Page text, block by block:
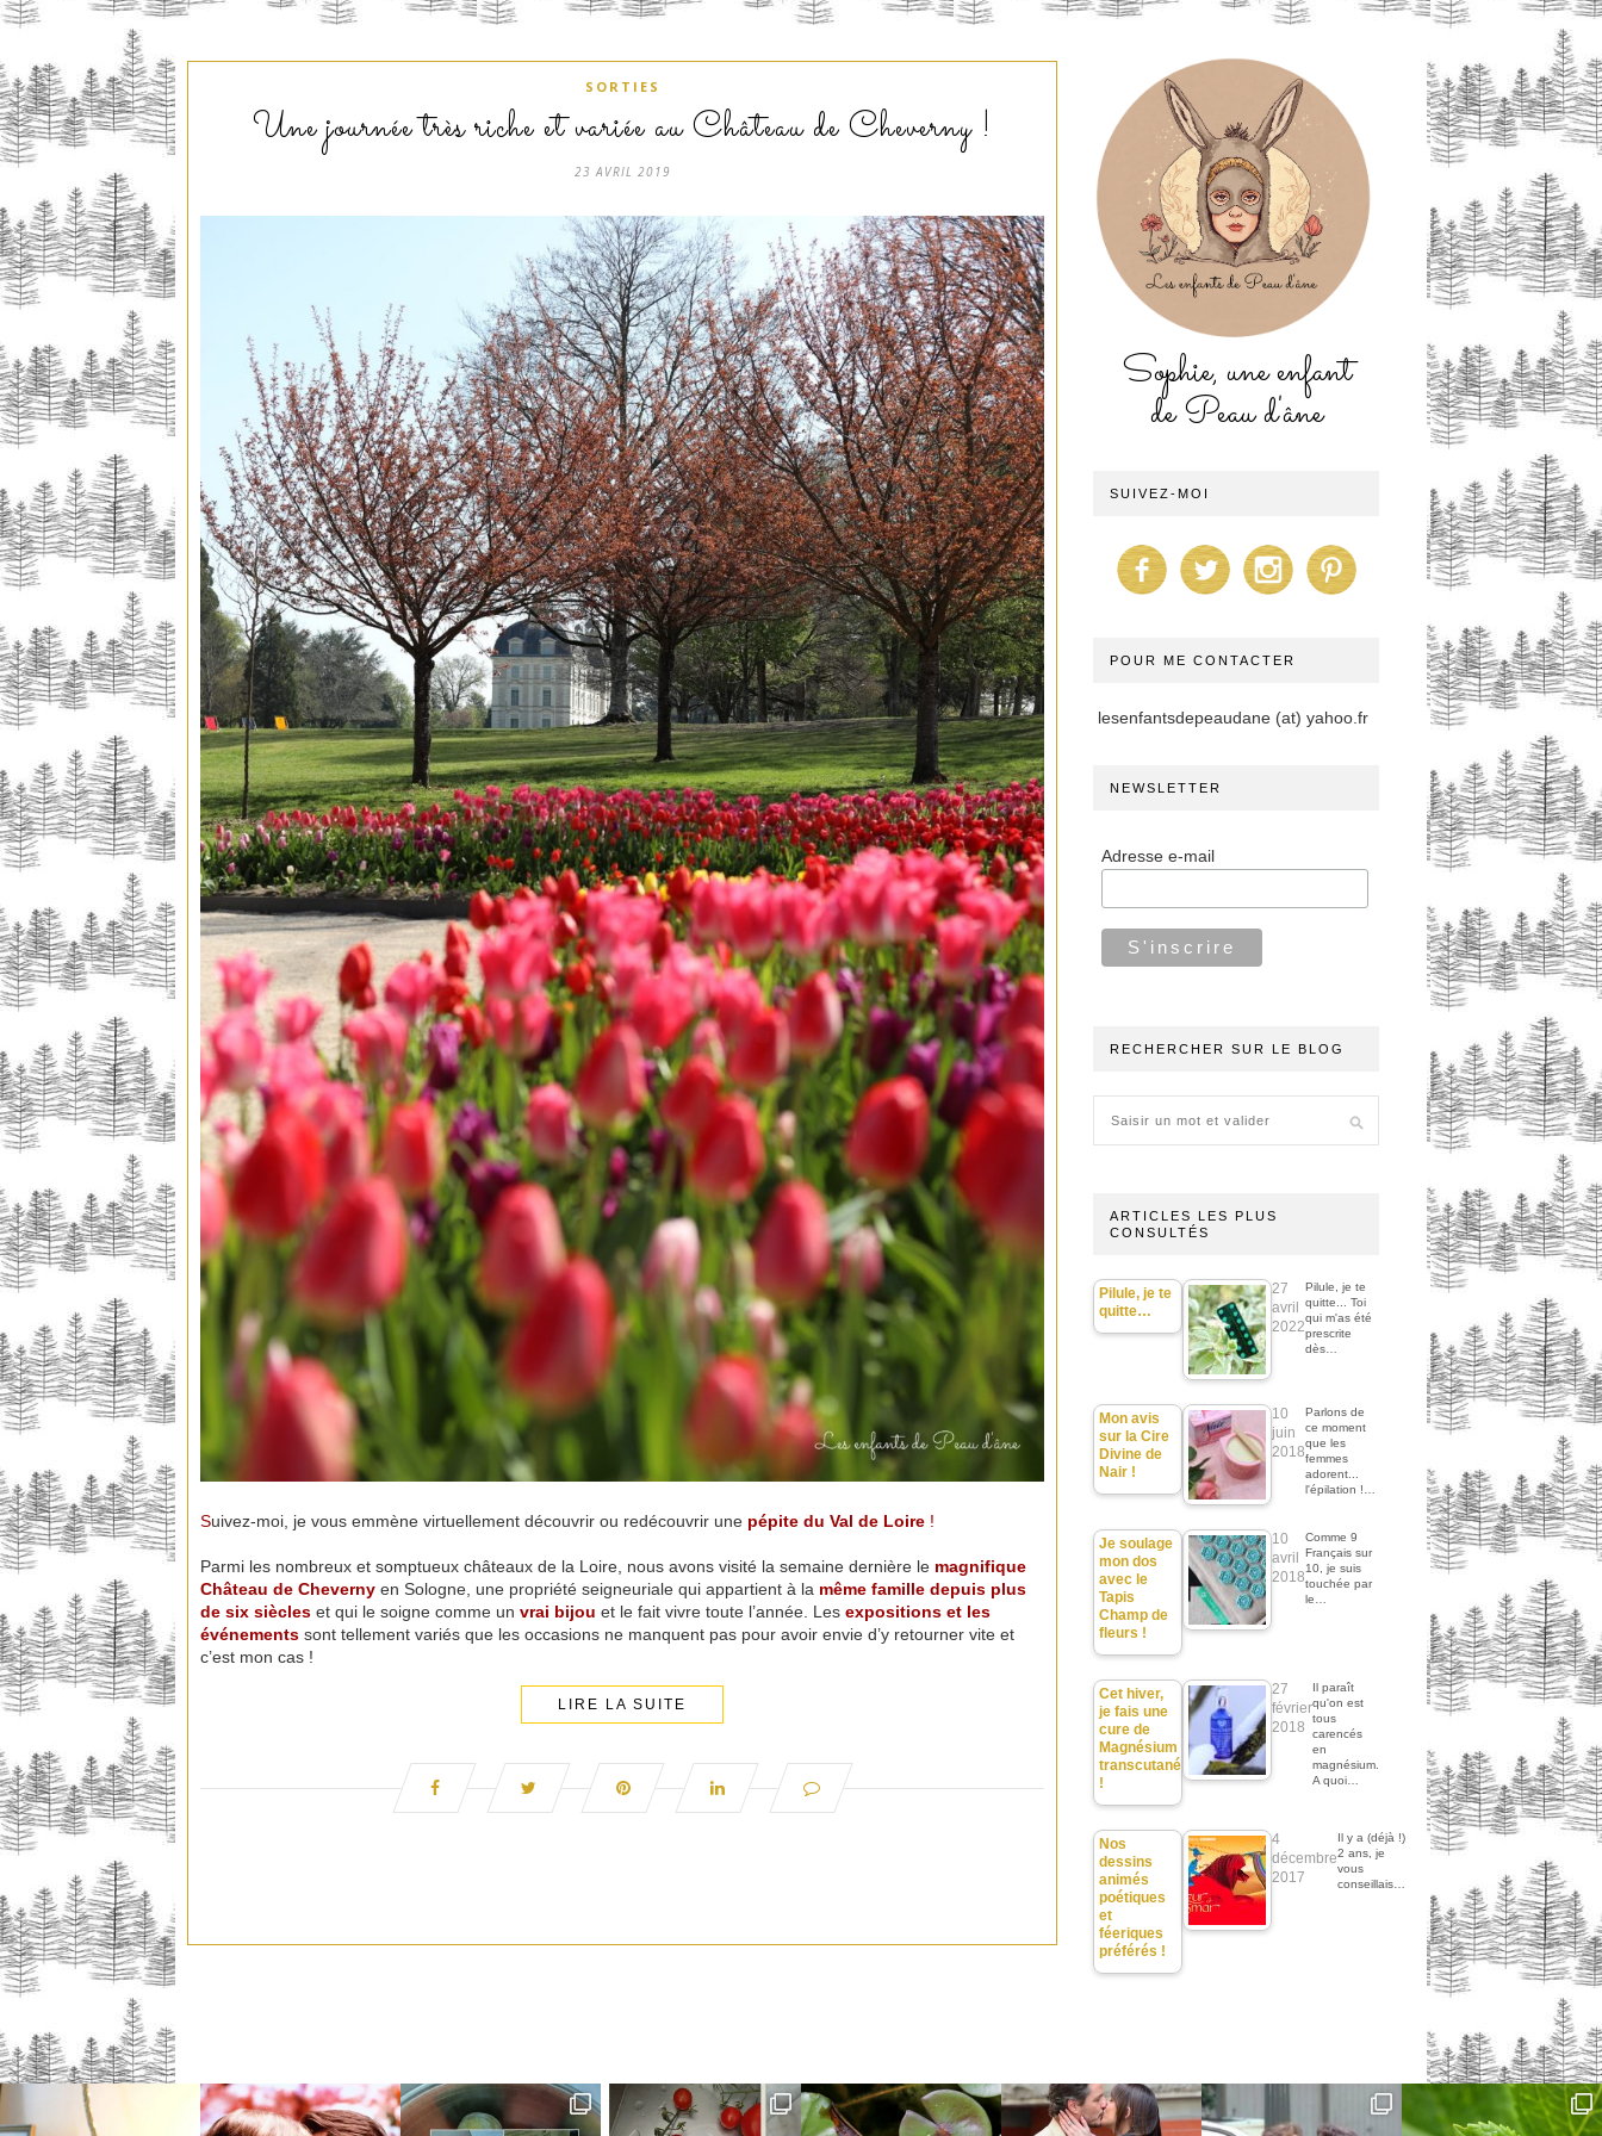
SORTIES
Une journée très riche et variée au Château de Cheverny !
23 AVRIL 2019
Suivez-moi, je vous emmène virtuellement découvrir ou redécouvrir une pépite du Val de Loire !
Parmi les nombreux et somptueux châteaux de la Loire, nous avons visité la semaine dernière le magnifique
Château de Cheverny en Sologne, une propriété seigneuriale qui appartient à la même famille depuis plus
de six siècles et qui le soigne comme un vrai bijou et le fait vivre toute l’année. Les expositions et les
événements sont tellement variés que les occasions ne manquent pas pour avoir envie d’y retourner vite et
c’est mon cas !
LIRE LA SUITE
Sophie, une enfant
de Peau d'âne
SUIVEZ-MOI
POUR ME CONTACTER
lesenfantsdepeaudane (at) yahoo.fr
NEWSLETTER
Adresse e-mail
RECHERCHER SUR LE BLOG
ARTICLES LES PLUS
CONSULTÉS
Pilule, je te
quitte…
27
avril
2022
Pilule, je te
quitte... Toi
qui m'as été
prescrite
dès…
Mon avis
sur la Cire
Divine de
Nair !
10
juin
2018
Parlons de
ce moment
que les
femmes
adorent...
l'épilation !…
Je soulage
mon dos
avec le
Tapis
Champ de
fleurs !
10
avril
2018
Comme 9
Français sur
10, je suis
touchée par
le…
Cet hiver,
je fais une
cure de
Magnésium
transcutané
!
27
février
2018
Il paraît
qu'on est
tous
carencés
en
magnésium.
A quoi…
Nos
dessins
animés
poétiques
et
féeriques
préférés !
4
décembre
2017
Il y a (déjà !)
2 ans, je
vous
conseillais…